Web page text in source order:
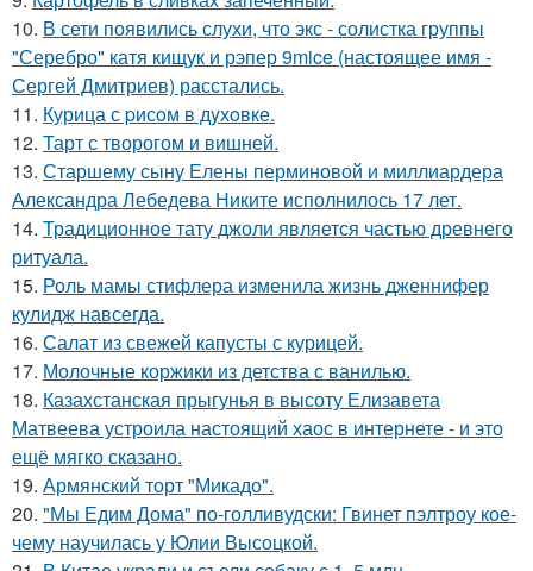
10. В сети появились слухи, что экс - солистка группы
"Серебро" катя кищук и рэпер 9mice (настоящее имя -
Сергей Дмитриев) расстались.
11. Курица с pисoм в дyхoвке.
12. Тарт с творогом и вишней.
13. Старшему сыну Елены перминовой и миллиардера
Александра Лебедева Никите исполнилось 17 лет.
14. Традиционное тату джоли является частью древнего
ритуала.
15. Роль мамы стифлера изменила жизнь дженнифер
кулидж навсегда.
16. Салат из свежей капусты с курицей.
17. Молочные коржики из детства с ванилью.
18. Казахстанская прыгунья в высоту Елизавета
Матвеева устроила настоящий хаос в интернете - и это
ещё мягко сказано.
19. Армянский торт "Микадо".
20. "Мы Едим Дома" по-голливудски: Гвинет пэлтроу кое-
чему научилась у Юлии Высоцкой.